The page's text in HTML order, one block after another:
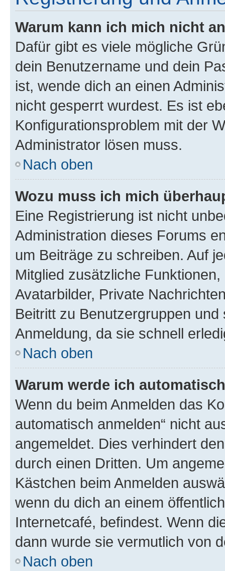
Warum kann ich mich nicht
Dafür gibt es viele mögliche
dein Benutzername und dein
ist, wende dich an einen
nicht gesperrt wurdest. Es ist
Konfigurationsproblem mit der
Administrator lösen muss.
Nach oben
Wozu muss ich mich
Eine Registrierung ist nicht
Administration dieses Forums
um Beiträge zu schreiben. Auf
Mitglied zusätzliche
Avatarbilder, Private
Beitritt zu Benutzergruppen
Anmeldung, da sie schnell
Nach oben
Warum werde ich
Wenn du beim Anmelden das
automatisch anmelden“ nicht
angemeldet. Dies verhindert
durch einen Dritten. Um
Kästchen beim Anmelden
wenn du dich an einem
Internetcafé, befindest. Wenn
dann wurde sie vermutlich von
Nach oben